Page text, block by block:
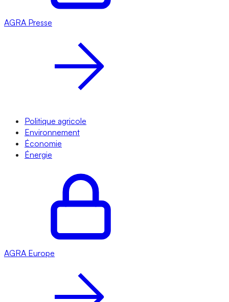
AGRA Presse
Politique agricole
Environnement
Économie
Énergie
AGRA Europe